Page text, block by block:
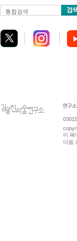
통합검색
이 페
다음